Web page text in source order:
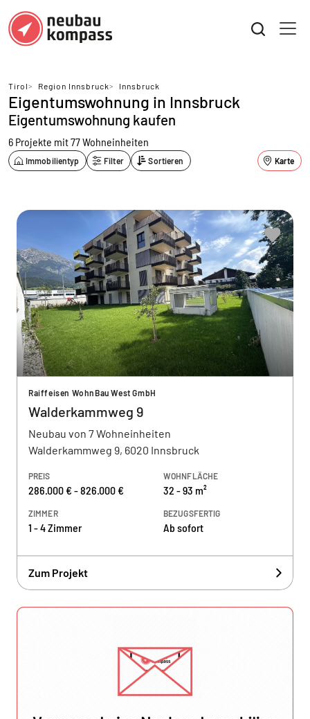
Tirol> Region Innsbruck> Innsbruck
Eigentumswohnung in Innsbruck
Eigentumswohnung kaufen
6 Projekte mit 77 Wohneinheiten
Immobilientyp Filter Sortieren Karte
Raiffeisen WohnBau West GmbH
Walderkammweg 9
Neubau von 7 Wohneinheiten
Walderkammweg 9, 6020 Innsbruck
PREIS
286.000 € - 826.000 €
WOHNFLÄCHE
32 - 93 m²
ZIMMER
1 - 4 Zimmer
BEZUGSFERTIG
Ab sofort
Zum Projekt